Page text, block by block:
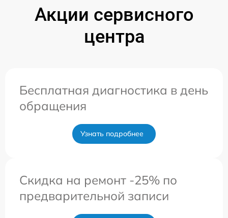
Акции сервисного
центра
Бесплатная диагностика в день
обращения
Узнать подробнее
Скидка на ремонт -25% по
предварительной записи